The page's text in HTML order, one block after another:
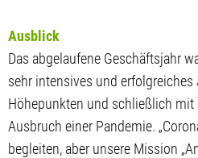
Ausblick
Das abgelaufene Geschäftsjahr
sehr intensives und erfolgreiches
Höhepunkten und schließlich
Ausbruch einer Pandemie.
begleiten, aber unsere Mission